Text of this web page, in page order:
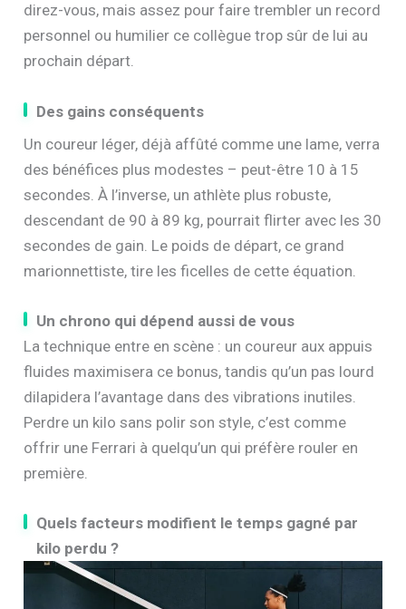
direz-vous, mais assez pour faire trembler un record
personnel ou humilier ce collègue trop sûr de lui au
prochain départ.
Des gains conséquents
Un coureur léger, déjà affûté comme une lame, verra
des bénéfices plus modestes – peut-être 10 à 15
secondes. À l’inverse, un athlète plus robuste,
descendant de 90 à 89 kg, pourrait flirter avec les 30
secondes de gain. Le poids de départ, ce grand
marionnettiste, tire les ficelles de cette équation.
Un chrono qui dépend aussi de vous
La technique entre en scène : un coureur aux appuis
fluides maximisera ce bonus, tandis qu’un pas lourd
dilapidera l’avantage dans des vibrations inutiles.
Perdre un kilo sans polir son style, c’est comme
offrir une Ferrari à quelqu’un qui préfère rouler en
première.
Quels facteurs modifient le temps gagné par
kilo perdu ?